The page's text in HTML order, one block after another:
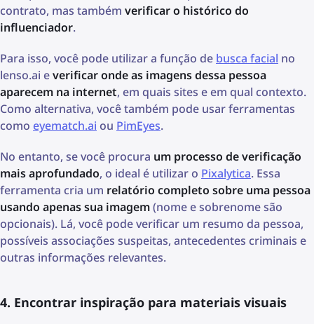
contrato, mas também verificar o histórico do
influenciador.
Para isso, você pode utilizar a função de busca facial no
lenso.ai everificar onde as imagens dessa pessoa
aparecem na internet, em quais sites e em qual contexto.
Como alternativa, você também pode usar ferramentas
como eyematch.ai ou PimEyes.
No entanto, se você procura um processo de verificação
mais aprofundado, o ideal é utilizar o Pixalytica. Essa
ferramenta cria um relatório completo sobre uma pessoa
usando apenas sua imagem(nome e sobrenome são
opcionais). Lá, você pode verificar um resumo da pessoa,
possíveis associações suspeitas, antecedentes criminais e
outras informações relevantes.
4. Encontrar inspiração para materiais visuais